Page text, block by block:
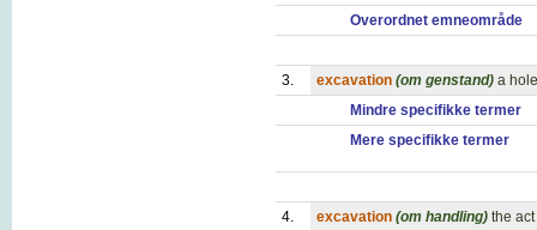
Overordnet emneområde
3. excavation (om genstand) a
Mindre specifikke termer
Mere specifikke termer
4. excavation (om handling) the